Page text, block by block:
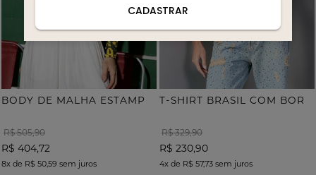
R$ 505,90
R$ 404,72
8x de R$ 50,59 sem juros
R$ 329,90
R$ 230,90
4x de R$ 57,73 sem juros
CADASTRAR